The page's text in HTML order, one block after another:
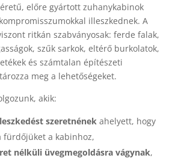
előre gyártott zuhanykabinok
illeszkednek. A
ritkán szabványosak: ferde falak,
szűk sarkok, eltérő burkolatok,
és számtalan építészeti
meg a lehetőségeket.
akik:
szeretnénekahelyett, hogy
fürdőjüket a kabinhoz,
nélküli üvegmegoldásra vágynak,